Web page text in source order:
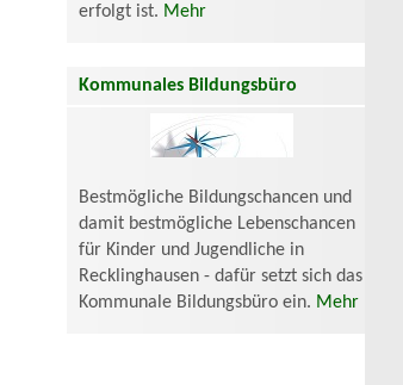
erfolgt ist. Mehr
Kommunales Bildungsbüro
Bestmögliche Bildungschancen und
damit bestmögliche Lebenschancen
für Kinder und Jugendliche in
Recklinghausen - dafür setzt sich das
Kommunale Bildungsbüro ein. Mehr